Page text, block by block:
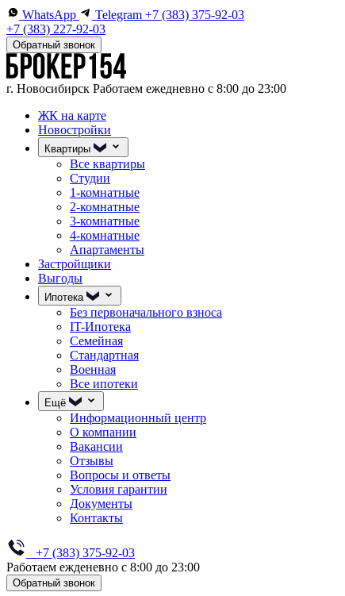
WhatsApp Telegram +7 (383) 375-92-03
+7 (383) 227-92-03
Обратный звонок
г. Новосибирск Работаем ежедневно с 8:00 до 23:00
ЖК на карте
Новостройки
Квартиры
Все квартиры
Студии
1-комнатные
2-комнатные
3-комнатные
4-комнатные
Апартаменты
Застройщики
Выгоды
Ипотека
Без первоначального взноса
IT-Ипотека
Семейная
Стандартная
Военная
Все ипотеки
Ещё
Информационный центр
О компании
Вакансии
Отзывы
Вопросы и ответы
Условия гарантии
Документы
Контакты
+7 (383) 375-92-03
Работаем ежденевно с 8:00 до 23:00
Обратный звонок